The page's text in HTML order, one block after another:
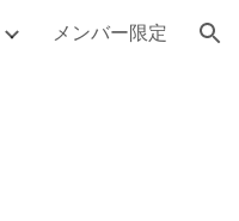
メンバー限定